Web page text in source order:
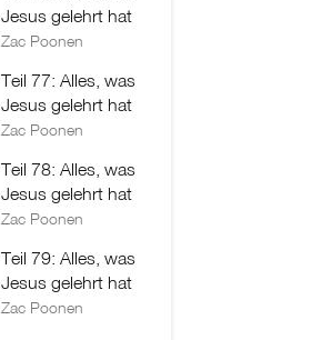
Jesus gelehrt hat
Zac Poonen
Teil 77: Alles, was
Jesus gelehrt hat
Zac Poonen
Teil 78: Alles, was
Jesus gelehrt hat
Zac Poonen
Teil 79: Alles, was
Jesus gelehrt hat
Zac Poonen